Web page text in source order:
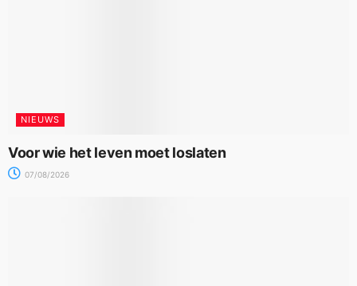
NIEUWS
Voor wie het leven moet loslaten
07/08/2026